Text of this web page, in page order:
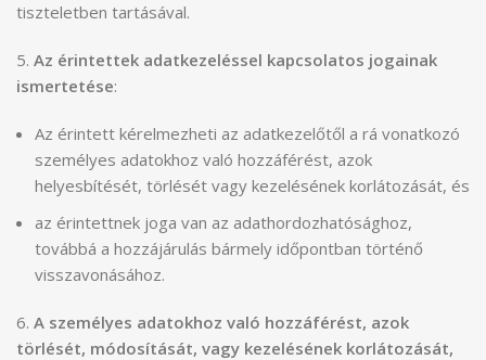
tiszteletben tartásával.
5. Az érintettek adatkezeléssel kapcsolatos jogainak
ismertetése:
Az érintett kérelmezheti az adatkezelőtől a rá vonatkozó
személyes adatokhoz való hozzáférést, azok
helyesbítését, törlését vagy kezelésének korlátozását, és
az érintettnek joga van az adathordozhatósághoz,
továbbá a hozzájárulás bármely időpontban történő
visszavonásához.
6. A személyes adatokhoz való hozzáférést, azok
törlését, módosítását, vagy kezelésének korlátozását,